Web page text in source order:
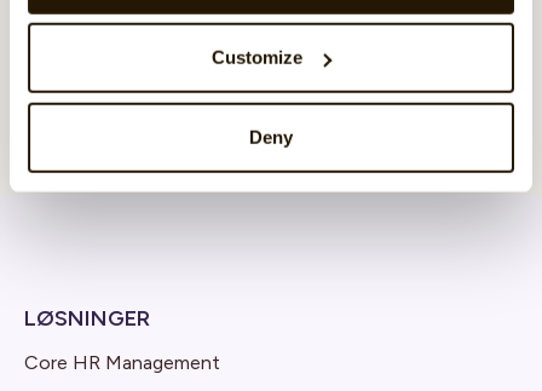
Customize
Deny
LØSNINGER
Core HR Management